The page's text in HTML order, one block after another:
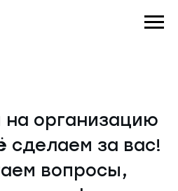
на организацию
сделаем за вас!
вопросы,